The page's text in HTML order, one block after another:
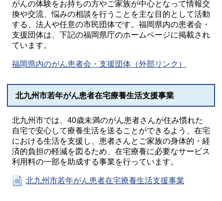
がんの体験をお持ちの方やご家族が中心となって情報交
換や交流、悩みの相談を行うことを主な目的として活動
する、法人や任意の市民団体です。福岡県内の患者会・
支援団体は、下記の福岡県庁のホームページに掲載され
ています。
福岡県内のがん患者会・支援団体（外部リンク）
北九州市若年がん患者在宅療養生活支援事業
北九州市では、40歳未満のがん患者さんが住み慣れた
自宅で安心して療養生活を送ることができるよう、在宅
における生活を支援し、患者さんとご家族の身体的・経
済的負担の軽減を図るため、在宅療養に必要なサービス
利用料の一部を助成する事業を行っています。
北九州市若年がん患者在宅療養生活支援事業